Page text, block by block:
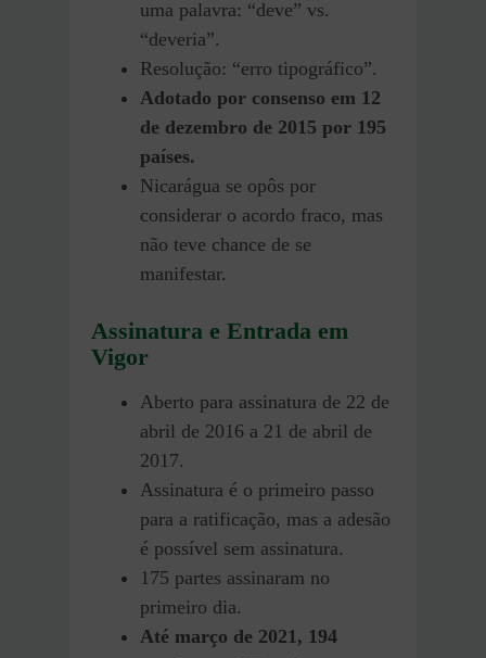
uma palavra: “deve” vs.
“deveria”.
Resolução: “erro tipográfico”.
Adotado por consenso em 12
de dezembro de 2015 por 195
países.
Nicarágua se opôs por
considerar o acordo fraco, mas
não teve chance de se
manifestar.
Assinatura e Entrada em
Vigor
Aberto para assinatura de 22 de
abril de 2016 a 21 de abril de
2017.
Assinatura é o primeiro passo
para a ratificação, mas a adesão
é possível sem assinatura.
175 partes assinaram no
primeiro dia.
Até março de 2021, 194